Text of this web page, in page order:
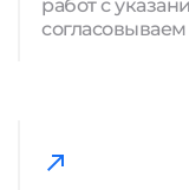
работ с